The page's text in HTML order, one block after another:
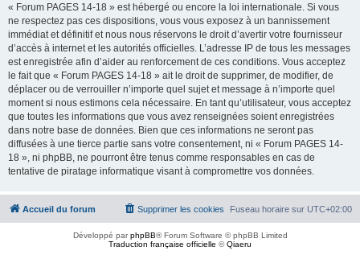
« Forum PAGES 14-18 » est hébergé ou encore la loi internationale. Si vous
ne respectez pas ces dispositions, vous vous exposez à un bannissement
immédiat et définitif et nous nous réservons le droit d’avertir votre fournisseur
d’accès à internet et les autorités officielles. L’adresse IP de tous les messages
est enregistrée afin d’aider au renforcement de ces conditions. Vous acceptez
le fait que « Forum PAGES 14-18 » ait le droit de supprimer, de modifier, de
déplacer ou de verrouiller n’importe quel sujet et message à n’importe quel
moment si nous estimons cela nécessaire. En tant qu’utilisateur, vous acceptez
que toutes les informations que vous avez renseignées soient enregistrées
dans notre base de données. Bien que ces informations ne seront pas
diffusées à une tierce partie sans votre consentement, ni « Forum PAGES 14-
18 », ni phpBB, ne pourront être tenus comme responsables en cas de
tentative de piratage informatique visant à compromettre vos données.
Accueil du forum Fuseau horaire sur UTC+02:00
Supprimer les cookies
Développé parphpBB® Forum Software © phpBB Limited
Traduction française officielle ©Qiaeru